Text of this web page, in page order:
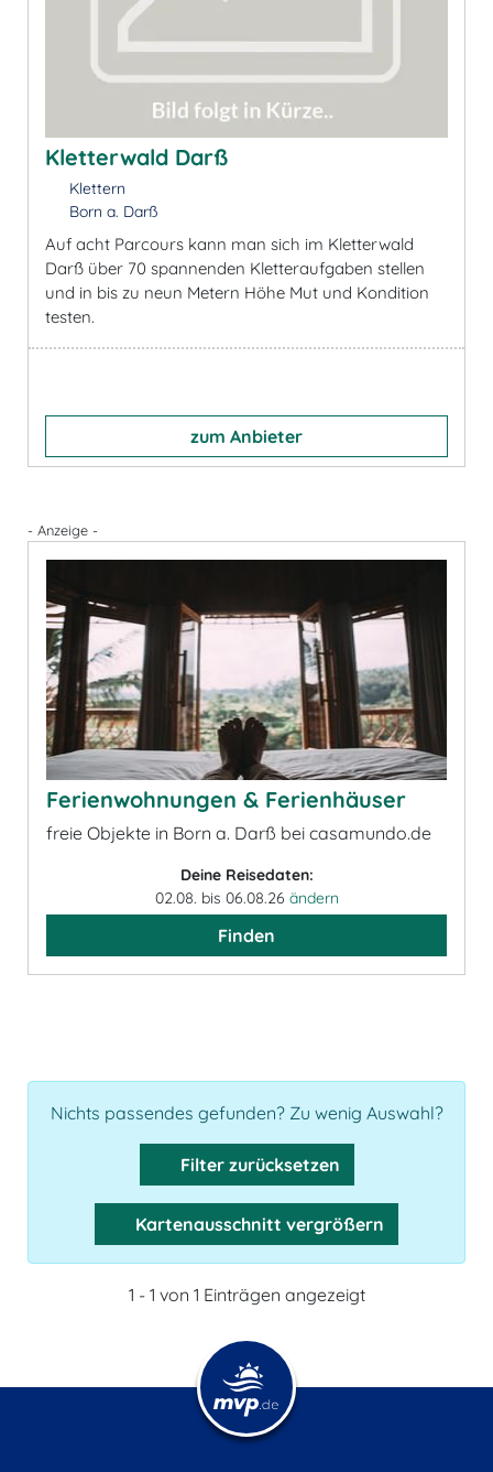
Kletterwald Darß
Klettern
Born a. Darß
Auf acht Parcours kann man sich im Kletterwald
Darß über 70 spannenden Kletteraufgaben stellen
und in bis zu neun Metern Höhe Mut und Kondition
testen.
zum Anbieter
- Anzeige -
Ferienwohnungen & Ferienhäuser
freie Objekte in Born a. Darß bei casamundo.de
Deine Reisedaten:
02.08. bis 06.08.26 ändern
Finden
Nichts passendes gefunden? Zu wenig Auswahl?
Filter zurücksetzen
Kartenausschnitt vergrößern
1 - 1 von 1 Einträgen angezeigt